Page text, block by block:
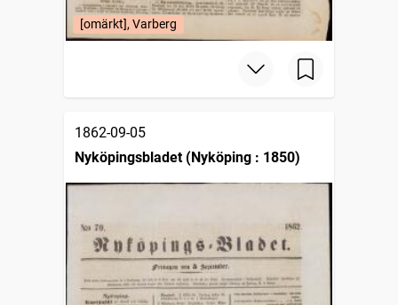
[omärkt], Varberg
1862-09-05
Nyköpingsbladet (Nyköping : 1850)